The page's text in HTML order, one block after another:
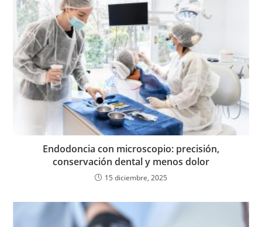
Endodoncia con microscopio: precisión,
conservación dental y menos dolor
15 diciembre, 2025